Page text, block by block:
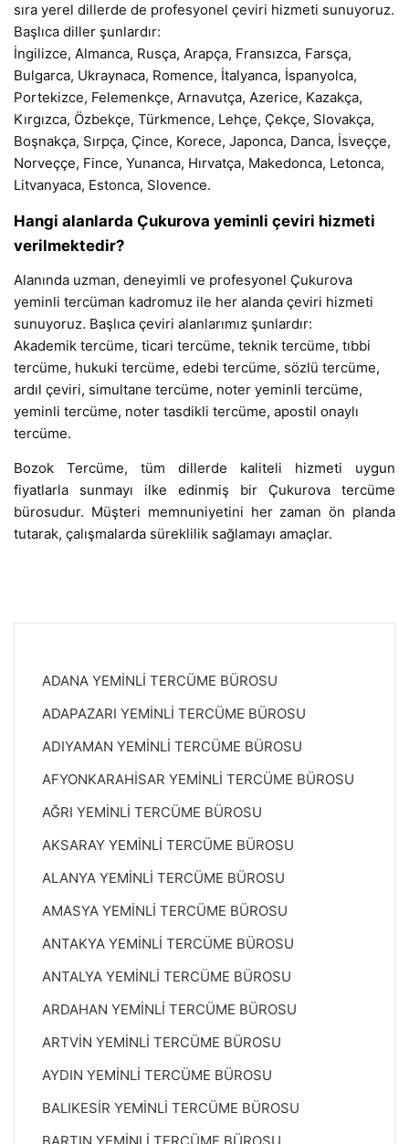
sıra yerel dillerde de profesyonel çeviri hizmeti sunuyoruz.
Başlıca diller şunlardır:
İngilizce, Almanca, Rusça, Arapça, Fransızca, Farsça,
Bulgarca, Ukraynaca, Romence, İtalyanca, İspanyolca,
Portekizce, Felemenkçe, Arnavutça, Azerice, Kazakça,
Kırgızca, Özbekçe, Türkmence, Lehçe, Çekçe, Slovakça,
Boşnakça, Sırpça, Çince, Korece, Japonca, Danca, İsveççe,
Norveççe, Fince, Yunanca, Hırvatça, Makedonca, Letonca,
Litvanyaca, Estonca, Slovence.
Hangi alanlarda Çukurova yeminli çeviri hizmeti
verilmektedir?
Alanında uzman, deneyimli ve profesyonel Çukurova
yeminli tercüman kadromuz ile her alanda çeviri hizmeti
sunuyoruz. Başlıca çeviri alanlarımız şunlardır:
Akademik tercüme, ticari tercüme, teknik tercüme, tıbbi
tercüme, hukuki tercüme, edebi tercüme, sözlü tercüme,
ardıl çeviri, simultane tercüme, noter yeminli tercüme,
yeminli tercüme, noter tasdikli tercüme, apostil onaylı
tercüme.
Bozok Tercüme, tüm dillerde kaliteli hizmeti uygun
fiyatlarla sunmayı ilke edinmiş bir Çukurova tercüme
bürosudur. Müşteri memnuniyetini her zaman ön planda
tutarak, çalışmalarda süreklilik sağlamayı amaçlar.
ADANA YEMİNLİ TERCÜME BÜROSU
ADAPAZARI YEMİNLİ TERCÜME BÜROSU
ADIYAMAN YEMİNLİ TERCÜME BÜROSU
AFYONKARAHİSAR YEMİNLİ TERCÜME BÜROSU
AĞRI YEMİNLİ TERCÜME BÜROSU
AKSARAY YEMİNLİ TERCÜME BÜROSU
ALANYA YEMİNLİ TERCÜME BÜROSU
AMASYA YEMİNLİ TERCÜME BÜROSU
ANTAKYA YEMİNLİ TERCÜME BÜROSU
ANTALYA YEMİNLİ TERCÜME BÜROSU
ARDAHAN YEMİNLİ TERCÜME BÜROSU
ARTVİN YEMİNLİ TERCÜME BÜROSU
AYDIN YEMİNLİ TERCÜME BÜROSU
BALIKESİR YEMİNLİ TERCÜME BÜROSU